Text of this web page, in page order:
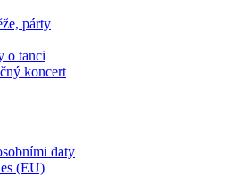
párty
o tanci
koncert
daty
(EU)